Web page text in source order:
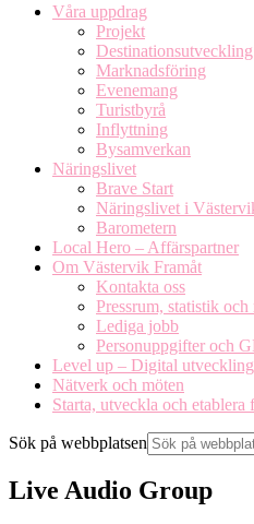
Våra uppdrag
Projekt
Destinationsutveckling
Marknadsföring
Evenemang
Turistbyrå
Inflyttning
Bysamverkan
Näringslivet
Brave Start
Näringslivet i
Barometern
Local Hero – Affärspartner
Om Västervik Framåt
Kontakta oss
Pressrum, statistik och
Lediga jobb
Personuppgifter och
Level up – Digital utveckling
Nätverk och möten
Starta, utveckla och etablera
Sök på webbplatsen
Live Audio Group